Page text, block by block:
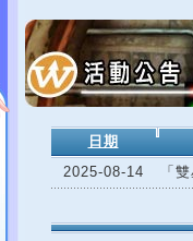
日期
2025-08-14
「